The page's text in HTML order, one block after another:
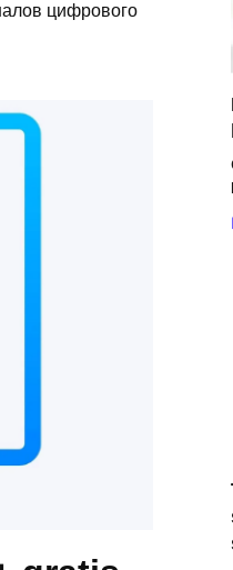
цифрового